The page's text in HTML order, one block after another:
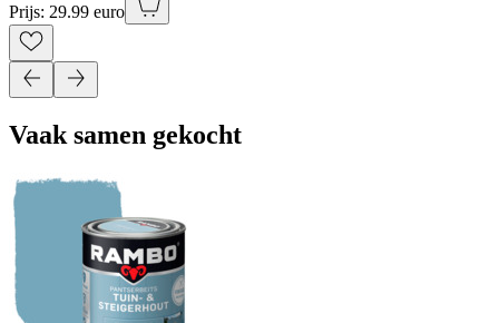
Prijs: 29.99 euro
Vaak samen gekocht